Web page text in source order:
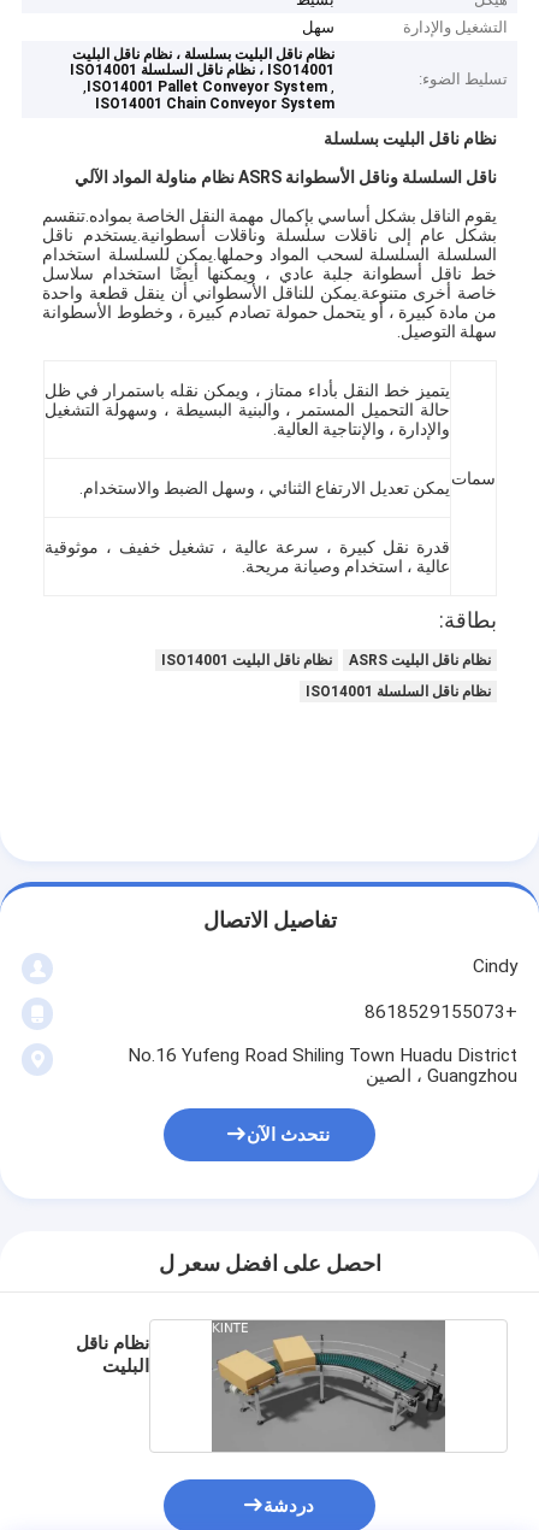
المنزل
التشغيل والإدارة
سهل
تسليط الضوء:
نظام ناقل البليت بسلسلة ، نظام ناقل البليت
ISO14001 ، نظام ناقل السلسلة ISO14001
,
ISO14001 Pallet Conveyor System
,
ISO14001 Chain Conveyor System
نظام ناقل البليت بسلسلة
ناقل السلسلة وناقل الأسطوانة ASRS نظام مناولة المواد الآلي
يقوم الناقل بشكل أساسي بإكمال مهمة النقل الخاصة بمواده.تنقسم
بشكل عام إلى ناقلات سلسلة وناقلات أسطوانية.يستخدم ناقل
السلسلة السلسلة لسحب المواد وحملها.يمكن للسلسلة استخدام
خط ناقل أسطوانة جلبة عادي ، ويمكنها أيضًا استخدام سلاسل
خاصة أخرى متنوعة.يمكن للناقل الأسطواني أن ينقل قطعة واحدة
من مادة كبيرة ، أو يتحمل حمولة تصادم كبيرة ، وخطوط الأسطوانة
سهلة التوصيل.
سمات
يتميز خط النقل بأداء ممتاز ، ويمكن نقله باستمرار في ظل
حالة التحميل المستمر ، والبنية البسيطة ، وسهولة التشغيل
والإدارة ، والإنتاجية العالية.
يمكن تعديل الارتفاع الثنائي ، وسهل الضبط والاستخدام.
قدرة نقل كبيرة ، سرعة عالية ، تشغيل خفيف ، موثوقية
عالية ، استخدام وصيانة مريحة.
بطاقة:
نظام ناقل البليت ASRS
نظام ناقل البليت ISO14001
نظام ناقل السلسلة ISO14001
تفاصيل الاتصال
Cindy
+8618529155073
No.16 Yufeng Road Shiling Town Huadu District
Guangzhou ، الصين
نتحدث الآن
احصل على افضل سعر ل
نظام ناقل
البليت
دردشة